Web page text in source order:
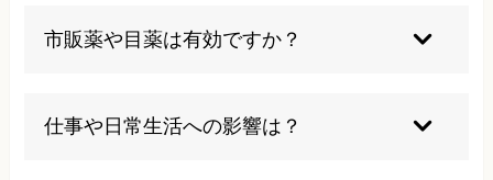
は避けましょう。
市販薬や目薬は有効ですか？
せん。
仕事や日常生活への影響は？